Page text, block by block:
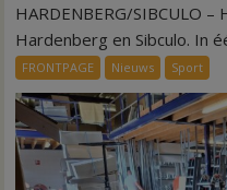
HARDENBERG/SIBCULO
Hardenberg en Sibculo. In
FRONTPAGE Nieuws Sport